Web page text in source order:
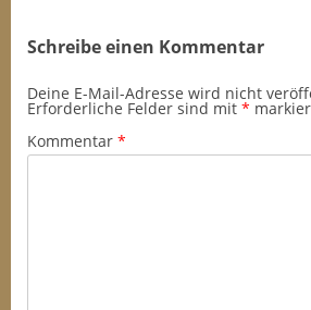
Schreibe einen Kommentar
Deine E-Mail-Adresse wird nicht
Erforderliche Felder sind mit *
Kommentar *